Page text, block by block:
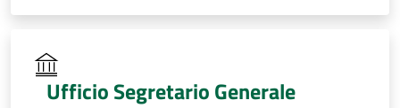
Ufficio Segretario Generale